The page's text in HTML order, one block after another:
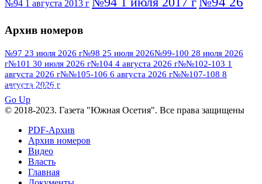
№94 1 августа 2013 г
№95 7 августа 2012 г
№95 28 июля 2016 г №95+96 3 августа
2013 г№96 6 июля 2017 г№96 9 августа
2012 г №96 28 июля 2015 г
№96+97 30 июля 2016 г
№97 11 августа 2012 г
№97 30 июля 2015 г
№98 2 августа 2016 г
августа 2013 г
Архив номеров
№97 23 июля 2026 г№98 25 июля 2026№99-100 28 июля 2026
г№101 30 июля 2026 г№104 4 августа 2026 г№№102-103 1
августа 2026 г№№105-106 6 августа 2026 г№№107-108 8
августа 2026 г
ПОСМОТРЕТЬ ВСЕ
Go Up
© 2018-2023. Газета "Южная Осетия". Все права защищены
PDF-Архив
Архив номеров
Видео
Власть
Главная